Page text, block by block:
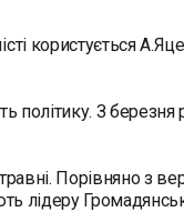
користується
політику. З
Порівняно з
лідеру